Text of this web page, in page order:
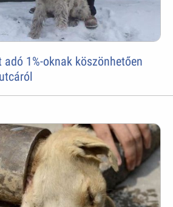
1%-oknak köszönhetően